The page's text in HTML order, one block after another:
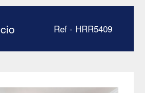
Ref - HRR5409